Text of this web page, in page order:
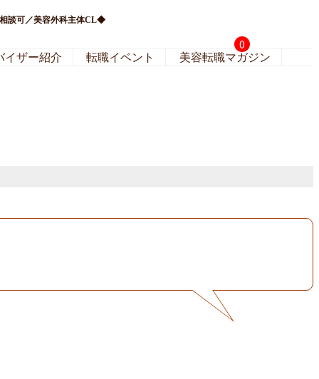
談可／美容外科主体CL◆
0
イザー紹介 転職イベント 美容転職マガジン